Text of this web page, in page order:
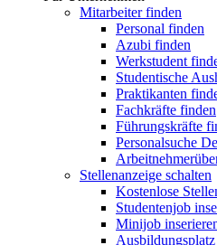
Mitarbeiter finden
Personal finden
Azubi finden
Werkstudent
Studentische
Praktikanten
Fachkräfte finden
Führungskräfte
Personalsuche
Stellenanzeige schalten
Kostenlose
Studentenjob
Minijob